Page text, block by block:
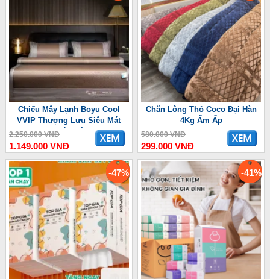
Chiếu Mây Lạnh Boyu Cool
VVIP Thượng Lưu Siêu Mát
Chào Hè
2.250.000 VNĐ
1.149.000 VNĐ
Chăn Lông Thỏ Coco Đại Hàn
4Kg Ấm Ấp
580.000 VNĐ
299.000 VNĐ
-47% -41%